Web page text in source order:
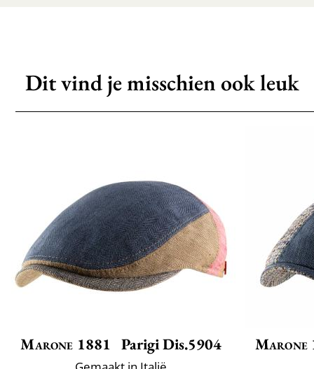
Dit vind je misschien ook leuk
Marone 1881 Parigi Dis.5904 Marone